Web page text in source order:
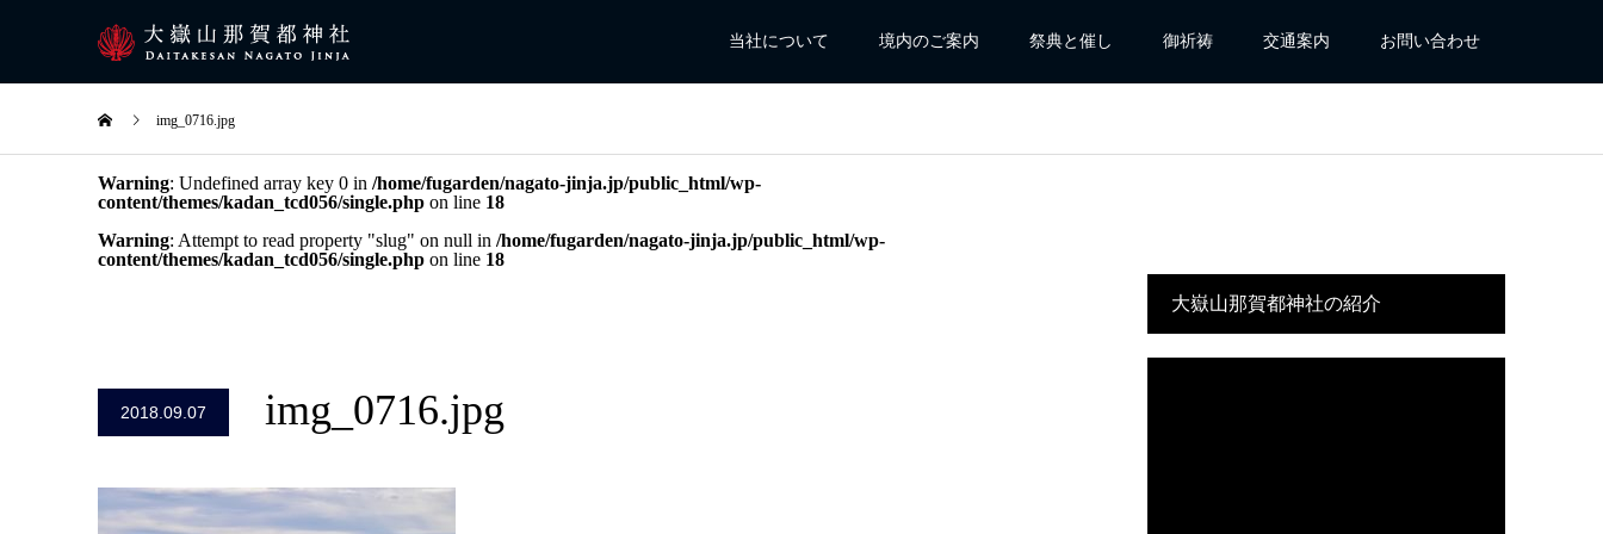
当社について 境内のご案内 祭典と催し 御祈祷 交通案内 お問い合わせ
img_0716.jpg
Warning: Undefined array key 0 in /home/fugarden/nagato-jinja.jp/public_html/wp-
content/themes/kadan_tcd056/single.php on line 18
Warning: Attempt to read property "slug" on null in /home/fugarden/nagato-jinja.jp/public_html/wp-
content/themes/kadan_tcd056/single.php on line 18
2018.09.07 img_0716.jpg
大嶽山那賀都神社の紹介